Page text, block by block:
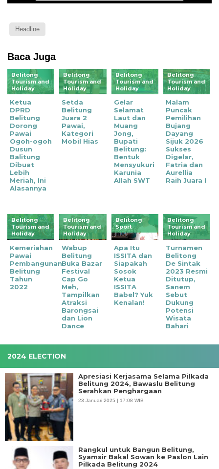
Headline
Baca Juga
Belitong
Tourism and
Holiday
Ketua
DPRD
Belitung
Dorong
Pawai
Ogoh-ogoh
Dusun
Balitung
Dibuat
Lebih
Meriah, Ini
Alasannya
Belitong
Tourism and
Holiday
Setda
Belitung
Juara 2
Pawai,
Kategori
Mobil Hias
Belitong
Tourism and
Holiday
Gelar
Selamat
Laut dan
Muang
Jong,
Bupati
Belitung:
Bentuk
Mensyukuri
Karunia
Allah SWT
Belitong
Tourism and
Holiday
Malam
Puncak
Pemilihan
Bujang
Dayang
Sijuk 2026
Sukses
Digelar,
Fatria dan
Aurellia
Raih Juara I
Belitong
Tourism and
Holiday
Kemeriahan
Pawai
Pembangunan
Belitung
Tahun
2022
Belitong
Tourism and
Holiday
Wabup
Belitung
Buka Bazar
Festival
Cap Go
Meh,
Tampilkan
Atraksi
Barongsai
dan Lion
Dance
Belitong
Sport
Apa Itu
ISSITA dan
Siapakah
Sosok
Ketua
ISSITA
Babel? Yuk
Kenalan!
Belitong
Tourism and
Holiday
Turnamen
Belitong
De Sintak
2023 Resmi
Ditutup,
Sanem
Sebut
Dukung
Potensi
Wisata
Bahari
2024 ELECTION
Apresiasi Kerjasama Selama Pilkada
Belitung 2024, Bawaslu Belitung
Serahkan Penghargaan
23 Januari 2025 | 17:08 WIB
Rangkul untuk Bangun Belitung,
Syamsir Bakal Sowan ke Paslon Lain
Pilkada Belitung 2024